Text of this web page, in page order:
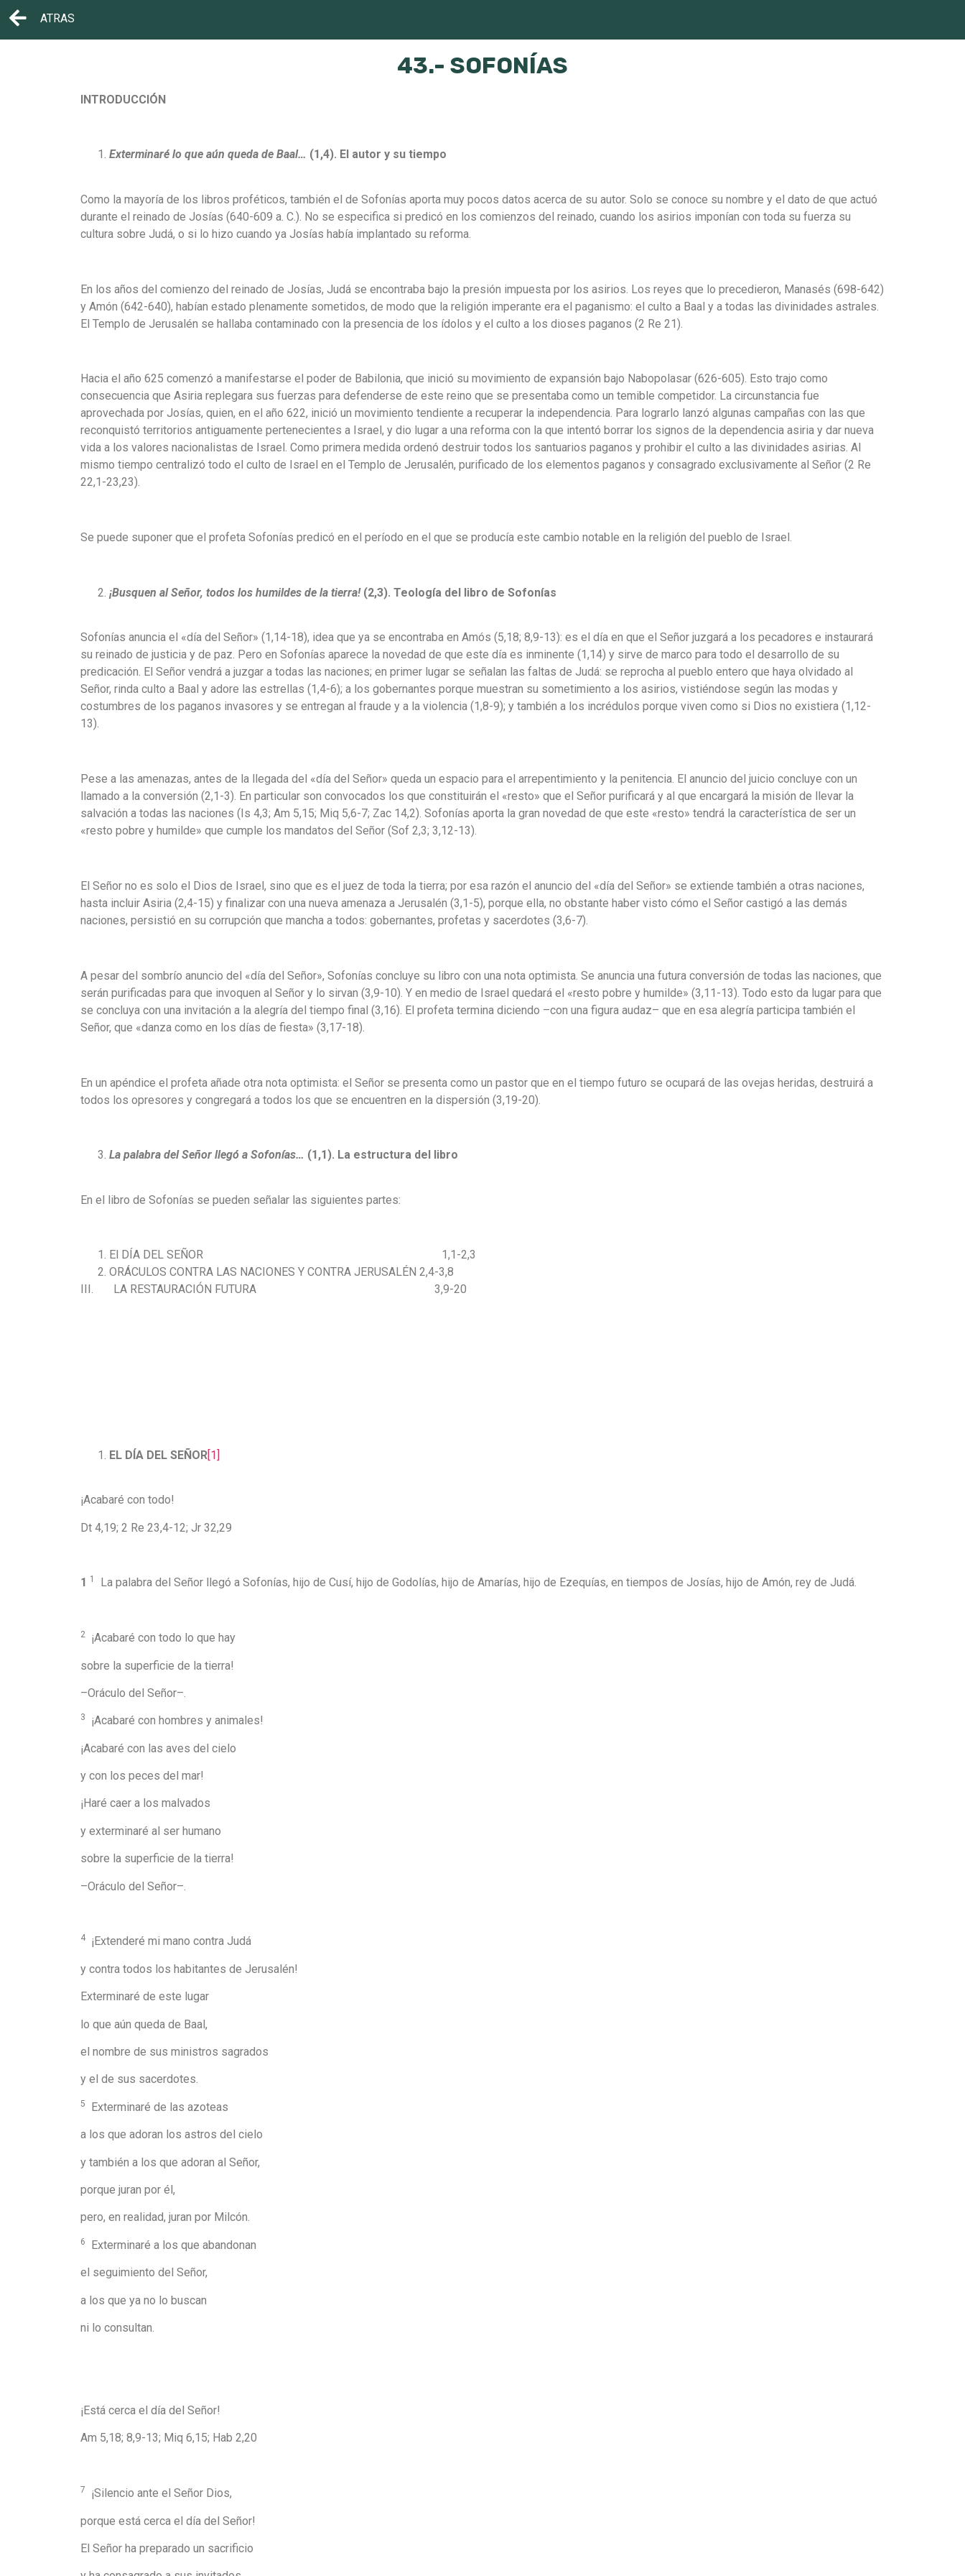
ATRAS
43.- SOFONÍAS
INTRODUCCIÓN
Exterminaré lo que aún queda de Baal… (1,4). El autor y su tiempo
Como la mayoría de los libros proféticos, también el de Sofonías aporta muy pocos datos acerca de su autor. Solo se conoce su nombre y el dato de que actuó
durante el reinado de Josías (640-609 a. C.). No se especifica si predicó en los comienzos del reinado, cuando los asirios imponían con toda su fuerza su
cultura sobre Judá, o si lo hizo cuando ya Josías había implantado su reforma.
En los años del comienzo del reinado de Josías, Judá se encontraba bajo la presión impuesta por los asirios. Los reyes que lo precedieron, Manasés (698-642)
y Amón (642-640), habían estado plenamente sometidos, de modo que la religión imperante era el paganismo: el culto a Baal y a todas las divinidades astrales.
El Templo de Jerusalén se hallaba contaminado con la presencia de los ídolos y el culto a los dioses paganos (2 Re 21).
Hacia el año 625 comenzó a manifestarse el poder de Babilonia, que inició su movimiento de expansión bajo Nabopolasar (626-605). Esto trajo como
consecuencia que Asiria replegara sus fuerzas para defenderse de este reino que se presentaba como un temible competidor. La circunstancia fue
aprovechada por Josías, quien, en el año 622, inició un movimiento tendiente a recuperar la independencia. Para lograrlo lanzó algunas campañas con las que
reconquistó territorios antiguamente pertenecientes a Israel, y dio lugar a una reforma con la que intentó borrar los signos de la dependencia asiria y dar nueva
vida a los valores nacionalistas de Israel. Como primera medida ordenó destruir todos los santuarios paganos y prohibir el culto a las divinidades asirias. Al
mismo tiempo centralizó todo el culto de Israel en el Templo de Jerusalén, purificado de los elementos paganos y consagrado exclusivamente al Señor (2 Re
22,1-23,23).
Se puede suponer que el profeta Sofonías predicó en el período en el que se producía este cambio notable en la religión del pueblo de Israel.
¡Busquen al Señor, todos los humildes de la tierra!(2,3). Teología del libro de Sofonías
Sofonías anuncia el «día del Señor» (1,14-18), idea que ya se encontraba en Amós (5,18; 8,9-13): es el día en que el Señor juzgará a los pecadores e instaurará
su reinado de justicia y de paz. Pero en Sofonías aparece la novedad de que este día es inminente (1,14) y sirve de marco para todo el desarrollo de su
predicación. El Señor vendrá a juzgar a todas las naciones; en primer lugar se señalan las faltas de Judá: se reprocha al pueblo entero que haya olvidado al
Señor, rinda culto a Baal y adore las estrellas (1,4-6); a los gobernantes porque muestran su sometimiento a los asirios, vistiéndose según las modas y
costumbres de los paganos invasores y se entregan al fraude y a la violencia (1,8-9); y también a los incrédulos porque viven como si Dios no existiera (1,12-
13).
Pese a las amenazas, antes de la llegada del «día del Señor» queda un espacio para el arrepentimiento y la penitencia. El anuncio del juicio concluye con un
llamado a la conversión (2,1-3). En particular son convocados los que constituirán el «resto» que el Señor purificará y al que encargará la misión de llevar la
salvación a todas las naciones (Is 4,3; Am 5,15; Miq 5,6-7; Zac 14,2). Sofonías aporta la gran novedad de que este «resto» tendrá la característica de ser un
«resto pobre y humilde» que cumple los mandatos del Señor (Sof 2,3; 3,12-13).
El Señor no es solo el Dios de Israel, sino que es el juez de toda la tierra; por esa razón el anuncio del «día del Señor» se extiende también a otras naciones,
hasta incluir Asiria (2,4-15) y finalizar con una nueva amenaza a Jerusalén (3,1-5), porque ella, no obstante haber visto cómo el Señor castigó a las demás
naciones, persistió en su corrupción que mancha a todos: gobernantes, profetas y sacerdotes (3,6-7).
A pesar del sombrío anuncio del «día del Señor», Sofonías concluye su libro con una nota optimista. Se anuncia una futura conversión de todas las naciones, que
serán purificadas para que invoquen al Señor y lo sirvan (3,9-10). Y en medio de Israel quedará el «resto pobre y humilde» (3,11-13). Todo esto da lugar para que
se concluya con una invitación a la alegría del tiempo final (3,16). El profeta termina diciendo –con una figura audaz– que en esa alegría participa también el
Señor, que «danza como en los días de fiesta» (3,17-18).
En un apéndice el profeta añade otra nota optimista: el Señor se presenta como un pastor que en el tiempo futuro se ocupará de las ovejas heridas, destruirá a
todos los opresores y congregará a todos los que se encuentren en la dispersión (3,19-20).
La palabra del Señor llegó a Sofonías… (1,1). La estructura del libro
En el libro de Sofonías se pueden señalar las siguientes partes:
El DÍA DEL SEÑOR 1,1-2,3
ORÁCULOS CONTRA LAS NACIONES Y CONTRA JERUSALÉN 2,4-3,8
III. LA RESTAURACIÓN FUTURA 3,9-20
EL DÍA DEL SEÑOR[1]
¡Acabaré con todo!
Dt 4,19; 2 Re 23,4-12; Jr 32,29
1 1 La palabra del Señor llegó a Sofonías, hijo de Cusí, hijo de Godolías, hijo de Amarías, hijo de Ezequías, en tiempos de Josías, hijo de Amón, rey de Judá.
2 ¡Acabaré con todo lo que hay
sobre la superficie de la tierra!
–Oráculo del Señor–.
3 ¡Acabaré con hombres y animales!
¡Acabaré con las aves del cielo
y con los peces del mar!
¡Haré caer a los malvados
y exterminaré al ser humano
sobre la superficie de la tierra!
–Oráculo del Señor–.
4 ¡Extenderé mi mano contra Judá
y contra todos los habitantes de Jerusalén!
Exterminaré de este lugar
lo que aún queda de Baal,
el nombre de sus ministros sagrados
y el de sus sacerdotes.
5 Exterminaré de las azoteas
a los que adoran los astros del cielo
y también a los que adoran al Señor,
porque juran por él,
pero, en realidad, juran por Milcón.
6 Exterminaré a los que abandonan
el seguimiento del Señor,
a los que ya no lo buscan
ni lo consultan.
¡Está cerca el día del Señor!
Am 5,18; 8,9-13; Miq 6,15; Hab 2,20
7 ¡Silencio ante el Señor Dios,
porque está cerca el día del Señor!
El Señor ha preparado un sacrificio